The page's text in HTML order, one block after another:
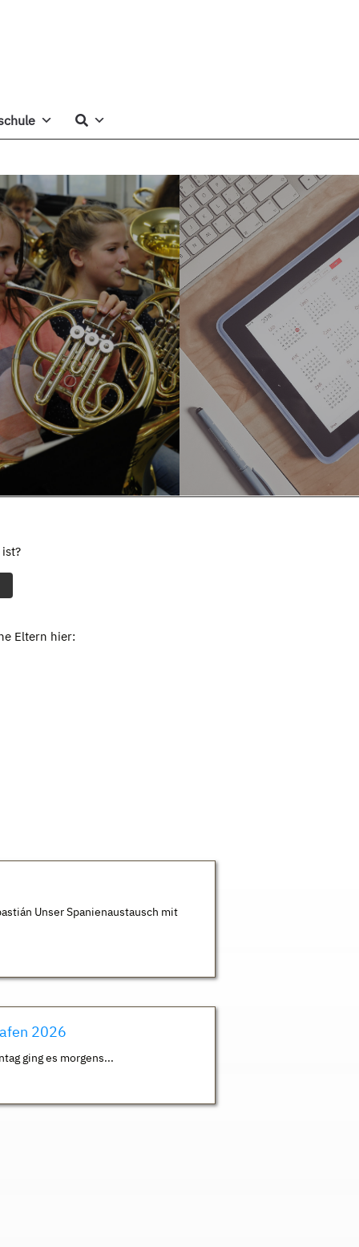
Eltern hier:
Unser Spanienaustausch mit
2026
ging es morgens...